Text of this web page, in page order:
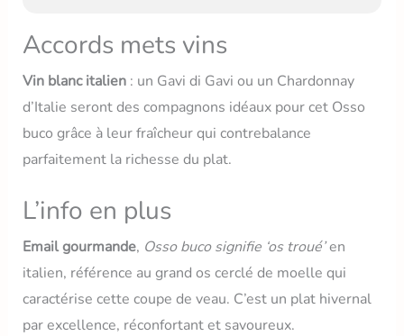
Accords mets vins
Vin blanc italien: un Gavi di Gavi ou un Chardonnay
d’Italie seront des compagnons idéaux pour cet Osso
buco grâce à leur fraîcheur qui contrebalance
parfaitement la richesse du plat.
L’info en plus
Email gourmande, Osso buco signifie ‘os troué’en
italien, référence au grand os cerclé de moelle qui
caractérise cette coupe de veau. C’est un plat hivernal
par excellence, réconfortant et savoureux.